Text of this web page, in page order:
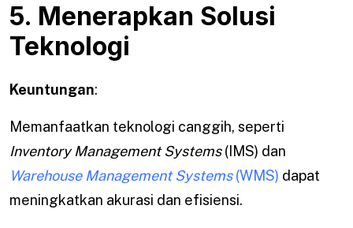
5. Menerapkan Solusi
Teknologi
Keuntungan:
Memanfaatkan teknologi canggih, seperti
Inventory Management Systems(IMS) dan
Warehouse Management Systems(WMS) dapat
meningkatkan akurasi dan efisiensi.